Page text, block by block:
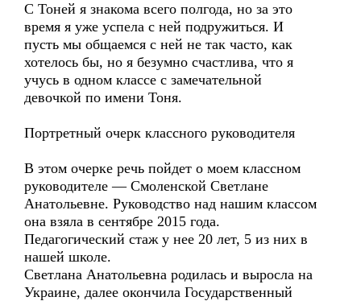
С Тоней я знакома всего полгода, но за это
время я уже успела с ней подружиться. И
пусть мы общаемся с ней не так часто, как
хотелось бы, но я безумно счастлива, что я
учусь в одном классе с замечательной
девочкой по имени Тоня.
Портретный очерк классного руководителя
В этом очерке речь пойдет о моем классном
руководителе — Смоленской Светлане
Анатольевне. Руководство над нашим классом
она взяла в сентябре 2015 года.
Педагогический стаж у нее 20 лет, 5 из них в
нашей школе.
Светлана Анатольевна родилась и выросла на
Украине, далее окончила Государственный